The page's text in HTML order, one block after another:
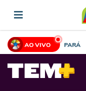
AO VIVO PARÁ